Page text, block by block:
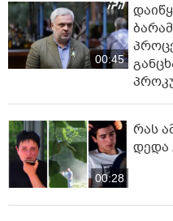
00:45
00:28
რას
დედა